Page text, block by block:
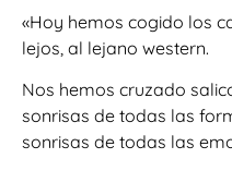
«Hoy hemos cogido los
lejos, al lejano western.
Nos hemos cruzado
sonrisas de todas las
sonrisas de todas las